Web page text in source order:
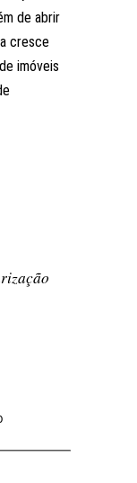
de abrir
cresce
imóveis